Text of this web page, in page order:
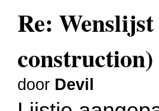
Re:
construction)
door Devil